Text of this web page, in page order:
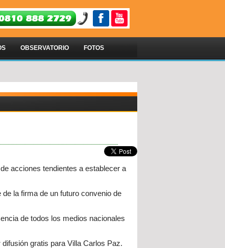
OBSERVATORIO FOTOS
acciones tendientes a establecer a
la firma de un futuro convenio de
de todos los medios nacionales
gratis para Villa Carlos Paz.